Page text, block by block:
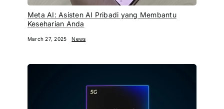
Meta AI: Asisten AI Pribadi yang Membantu
Keseharian Anda
March 27, 2025 News